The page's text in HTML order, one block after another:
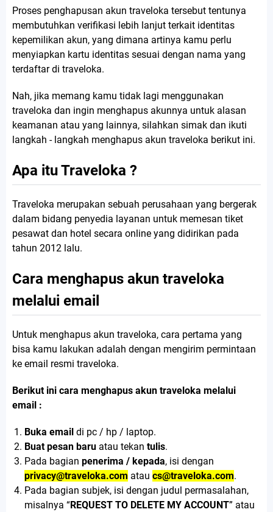
Proses penghapusan akun traveloka tersebut tentunya
membutuhkan verifikasi lebih lanjut terkait identitas
kepemilikan akun, yang dimana artinya kamu perlu
menyiapkan kartu identitas sesuai dengan nama yang
terdaftar di traveloka.
Nah, jika memang kamu tidak lagi menggunakan
traveloka dan ingin menghapus akunnya untuk alasan
keamanan atau yang lainnya, silahkan simak dan ikuti
langkah - langkah menghapus akun traveloka berikut ini.
Apa itu Traveloka ?
Traveloka merupakan sebuah perusahaan yang bergerak
dalam bidang penyedia layanan untuk memesan tiket
pesawat dan hotel secara online yang didirikan pada
tahun 2012 lalu.
Cara menghapus akun traveloka
melalui email
Untuk menghapus akun traveloka, cara pertama yang
bisa kamu lakukan adalah dengan mengirim permintaan
ke email resmi traveloka.
Berikut ini cara menghapus akun traveloka melalui
email :
Buka email di pc / hp / laptop.
Buat pesan baru atau tekan tulis.
Pada bagian penerima / kepada, isi dengan
privacy@traveloka.com atau cs@traveloka.com.
Pada bagian subjek, isi dengan judul permasalahan,
misalnya “REQUEST TO DELETE MY ACCOUNT” atau